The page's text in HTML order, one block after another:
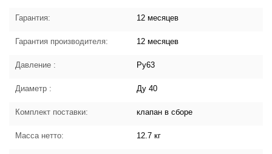
Гарантия: 12 месяцев
Гарантия производителя: 12 месяцев
Давление : Ру63
Диаметр : Ду 40
Комплект поставки: клапан в сборе
Масса нетто: 12.7 кг